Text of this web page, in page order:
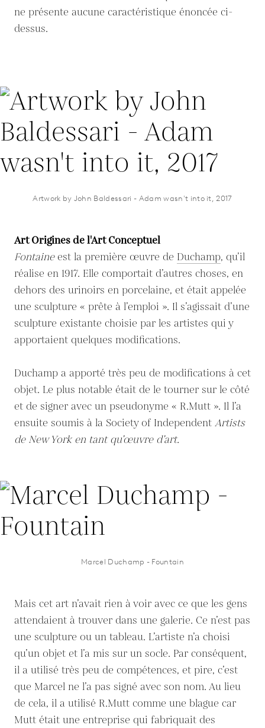
ne présente aucune caractéristique énoncée ci-
dessus.
Artwork by John Baldessari - Adam wasn't into it, 2017
Art Origines de l'Art Conceptuel
Fontaineest la première œuvre de Duchamp, qu’il
réalise en 1917. Elle comportait d’autres choses, en
dehors des urinoirs en porcelaine, et était appelée
une sculpture « prête à l’emploi ». Il s’agissait d’une
sculpture existante choisie par les artistes qui y
apportaient quelques modifications.
Duchamp a apporté très peu de modifications à cet
objet. Le plus notable était de le tourner sur le côté
et de signer avec un pseudonyme « R.Mutt ». Il l’a
ensuite soumis à la Society of Independent Artists
de New York en tant qu’œuvre d’art.
Marcel Duchamp - Fountain
Mais cet art n’avait rien à voir avec ce que les gens
attendaient à trouver dans une galerie. Ce n’est pas
une sculpture ou un tableau. L’artiste n’a choisi
qu’un objet et l’a mis sur un socle. Par conséquent,
il a utilisé très peu de compétences, et pire, c’est
que Marcel ne l’a pas signé avec son nom. Au lieu
de cela, il a utilisé R.Mutt comme une blague car
Mutt était une entreprise qui fabriquait des